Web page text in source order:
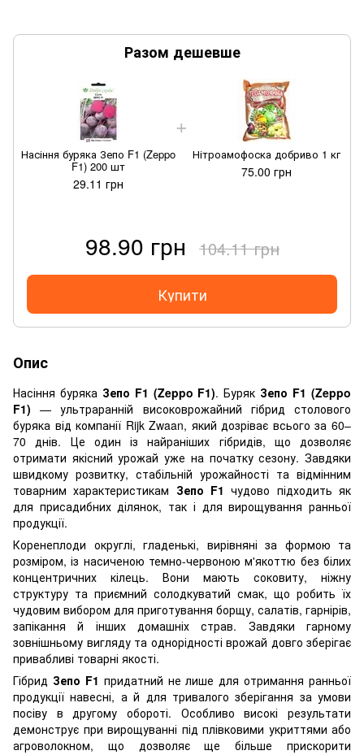
Разом дешевше
Насіння буряка Зепо F1 (Zeppo
F1) 200 шт
29.11 грн
Нітроамофоска добриво 1 кг
75.00 грн
98.90 грн 104.11 грн
Купити
Опис
Насіння буряка Зепо F1 (Zeppo F1). Буряк Зепо F1 (Zeppo
F1) — ультраранній високоврожайний гібрид столового
буряка від компанії Rijk Zwaan, який дозріває всього за 60–
70 днів. Це один із найраніших гібридів, що дозволяє
отримати якісний урожай уже на початку сезону. Завдяки
швидкому розвитку, стабільній урожайності та відмінним
товарним характеристикам Зепо F1чудово підходить як
для присадибних ділянок, так і для вирощування ранньої
продукції.
Коренеплоди округлі, гладенькі, вирівняні за формою та
розміром, із насиченою темно-червоною м'якоттю без білих
концентричних кілець. Вони мають соковиту, ніжну
структуру та приємний солодкуватий смак, що робить їх
чудовим вибором для приготування борщу, салатів, гарнірів,
запікання й інших домашніх страв. Завдяки гарному
зовнішньому вигляду та однорідності врожай довго зберігає
привабливі товарні якості.
Гібрид Зепо F1 придатний не лише для отримання ранньої
продукції навесні, а й для тривалого зберігання за умови
посіву в другому обороті. Особливо високі результати
демонструє при вирощуванні під плівковими укриттями або
агроволокном, що дозволяє ще більше прискорити